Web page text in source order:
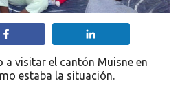
a visitar el cantón Muisne en
estaba la situación.